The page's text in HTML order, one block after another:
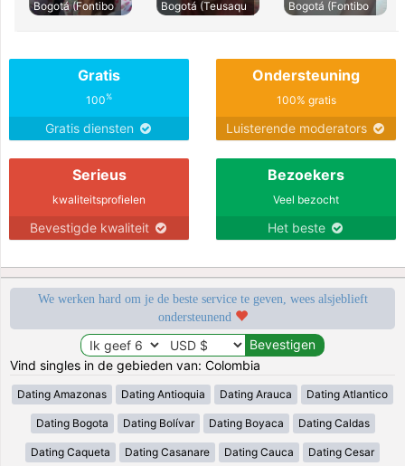
Bogotá (Fontibo
Bogotá (Teusaqu
Bogotá (Fontibo
Gratis
100%
Gratis diensten
Ondersteuning
100% gratis
Luisterende moderators
Serieus
kwaliteitsprofielen
Bevestigde kwaliteit
Bezoekers
Veel bezocht
Het beste
We werken hard om je de beste service te geven, wees alsjeblieft
ondersteunend
Vind singles in de gebieden van: Colombia
Dating Amazonas Dating Antioquia Dating Arauca Dating Atlantico
Dating Bogota Dating Bolívar Dating Boyaca Dating Caldas
Dating Caqueta Dating Casanare Dating Cauca Dating Cesar